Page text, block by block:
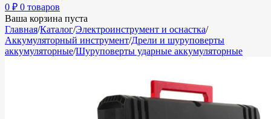
0 ₽ 0 товаров
Ваша корзина пуста
Главная/Каталог/Электроинструмент и оснастка/
Аккумуляторный инструмент/Дрели и шуруповерты
аккумуляторные/Шуруповерты ударные аккумуляторные